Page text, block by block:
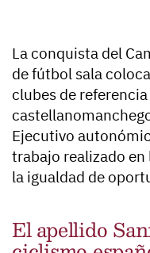
La conquista del
de fútbol sala
clubes de
Ejecutivo
trabajo realizado en
la igualdad de
El apellido